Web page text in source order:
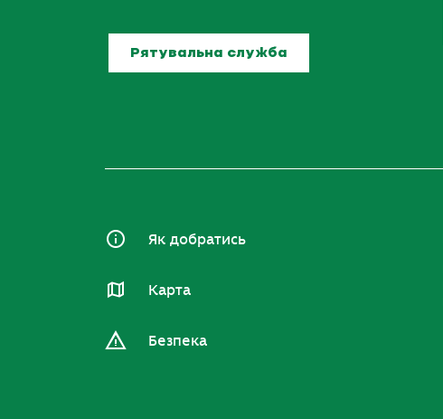
Рятувальна служба
Як добратись
Карта
Безпека